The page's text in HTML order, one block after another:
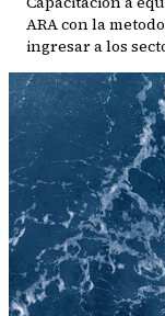
ARA con la
ingresar a los